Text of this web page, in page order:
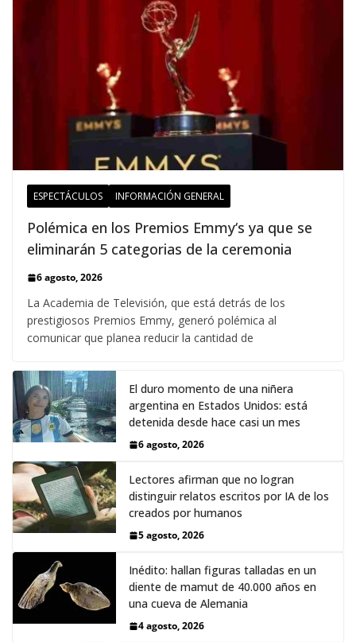
ESPECTÁCULOS INFORMACIÓN GENERAL
Polémica en los Premios Emmy‘s ya que se
eliminarán 5 categorias de la ceremonia
6 agosto, 2026
La Academia de Televisión, que está detrás de los
prestigiosos Premios Emmy, generó polémica al
comunicar que planea reducir la cantidad de
El duro momento de una niñera
argentina en Estados Unidos: está
detenida desde hace casi un mes
6 agosto, 2026
Lectores afirman que no logran
distinguir relatos escritos por IA de los
creados por humanos
5 agosto, 2026
Inédito: hallan figuras talladas en un
diente de mamut de 40.000 años en
una cueva de Alemania
4 agosto, 2026